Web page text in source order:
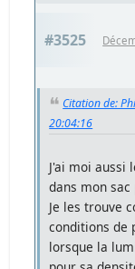
#3525
Citation de:
20:04:16
J'ai moi aussi
dans mon sac
Je les trouve
conditions de
lorsque la